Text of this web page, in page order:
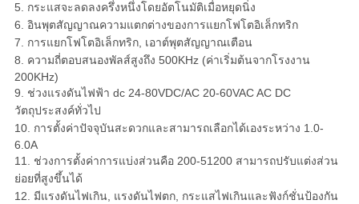
5. กระแสจะลดลงครึ่งหนึ่งโดยอัตโนมัติเมื่อหยุดนิ่ง
6. อินพุตสัญญาณความแตกต่างของการแยกโฟโตอิเล็กทริก
7. การแยกโฟโตอิเล็กทริก, เอาต์พุตสัญญาณเตือน
8. ความถี่ตอบสนองพัลส์สูงถึง 500KHz (ค่าเริ่มต้นจากโรงงาน
200KHz)
9. ช่วงแรงดันไฟฟ้า dc 24-80VDC/AC 20-60VAC AC DC
วัตถุประสงค์ทั่วไป
10. การตั้งค่าปัจจุบันสะดวกและสามารถเลือกได้เองระหว่าง 1.0-
6.0A
11. ช่วงการตั้งค่าการแบ่งส่วนคือ 200-51200 สามารถปรับแต่งส่วน
ย่อยที่สูงขึ้นได้
12. มีแรงดันไฟเกิน, แรงดันไฟตก, กระแสไฟเกินและฟังก์ชั่นป้องกัน